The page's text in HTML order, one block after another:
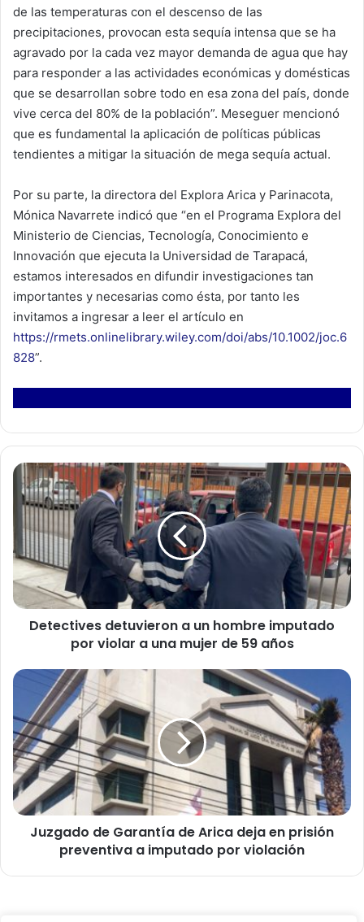
de las temperaturas con el descenso de las
precipitaciones, provocan esta sequía intensa que se ha
agravado por la cada vez mayor demanda de agua que hay
para responder a las actividades económicas y domésticas
que se desarrollan sobre todo en esa zona del país, donde
vive cerca del 80% de la población”. Meseguer mencionó
que es fundamental la aplicación de políticas públicas
tendientes a mitigar la situación de mega sequía actual.
Por su parte, la directora del Explora Arica y Parinacota,
Mónica Navarrete indicó que “en el Programa Explora del
Ministerio de Ciencias, Tecnología, Conocimiento e
Innovación que ejecuta la Universidad de Tarapacá,
estamos interesados en difundir investigaciones tan
importantes y necesarias como ésta, por tanto les
invitamos a ingresar a leer el artículo en
https://rmets.onlinelibrary.wiley.com/doi/abs/10.1002/joc.6
828”.
D
t
e
t
e
r
o
n
a
o
Detectives detuvieron a un hombre imputado
por violar a una mujer de 59 años
J
g
a
d
o
d
e
Juzgado de Garantía de Arica deja en prisión
preventiva a imputado por violación